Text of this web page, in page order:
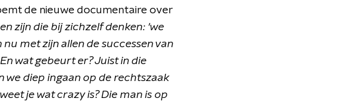
de nieuwe documentaire over
zijn die bij zichzelf denken: 'we
met zijn allen de successen van
wat gebeurt er? Juist in die
diep ingaan op de rechtszaak
je wat crazy is? Die man is op